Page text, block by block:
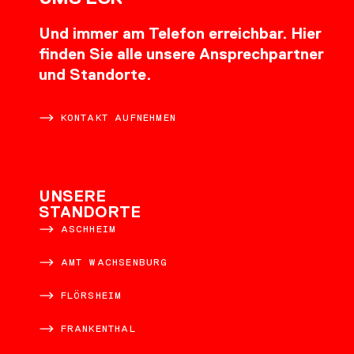
Und immer am Telefon erreichbar. Hier
finden Sie alle unsere Ansprechpartner
und Standorte.
KONTAKT AUFNEHMEN
UNSERE
STANDORTE
ASCHHEIM
AMT WACHSENBURG
FLÖRSHEIM
FRANKENTHAL